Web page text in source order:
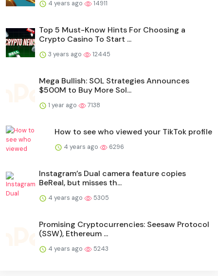
4 years ago 14911
Top 5 Must-Know Hints For Choosing a
Crypto Casino To Start ...
3 years ago 12445
Mega Bullish: SOL Strategies Announces
$500M to Buy More Sol...
1 year ago 7138
How to see who viewed your TikTok profile
4 years ago 6296
Instagram’s Dual camera feature copies
BeReal, but misses th...
4 years ago 5305
Promising Cryptocurrencies: Seesaw Protocol
(SSW), Ethereum ...
4 years ago 5243